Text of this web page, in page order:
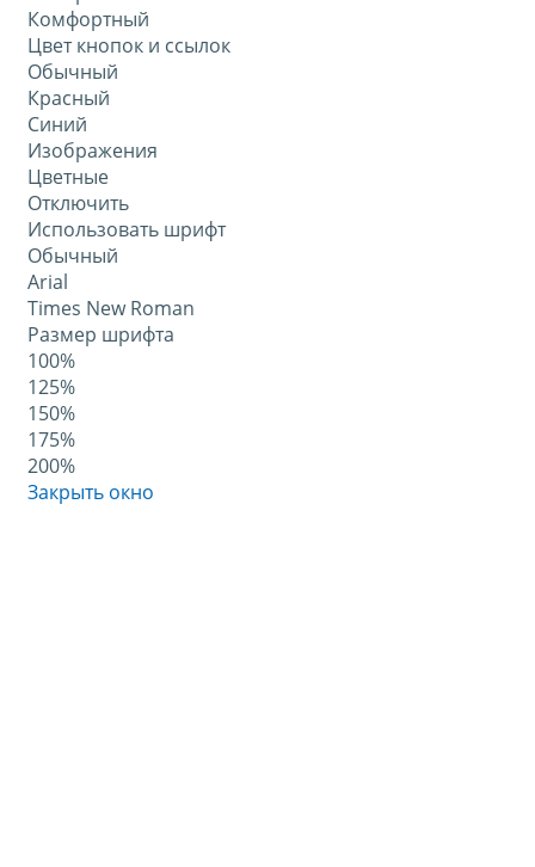
Комфортный
Цвет кнопок и ссылок
Обычный
Красный
Синий
Изображения
Цветные
Отключить
Использовать шрифт
Обычный
Arial
Times New Roman
Размер шрифта
100%
125%
150%
175%
200%
Закрыть окно